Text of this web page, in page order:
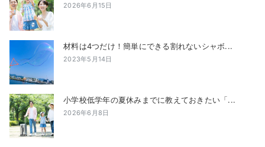
2026年6月15日
材料は4つだけ！簡単にできる割れないシャボ...
2023年5月14日
小学校低学年の夏休みまでに教えておきたい「...
2026年6月8日